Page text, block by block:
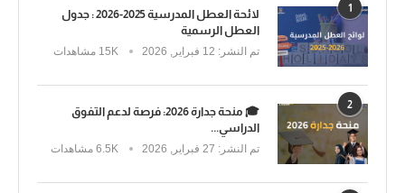
1
لائحة العطل المدرسية 2025-2026 : جدول
العطل الرسمية
تم النشر: 15K مشاهدات
2
🎓 منحة جدارة 2026: فرصة لدعم التفوق
الدراسي...
تم النشر: 6.5K مشاهدات